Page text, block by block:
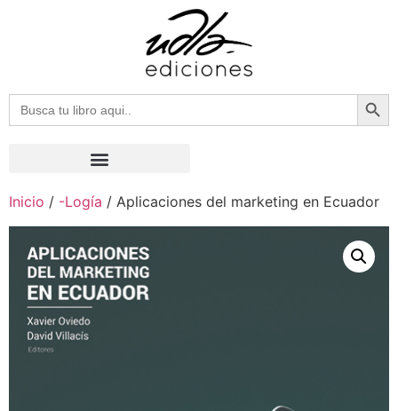
Buscar:
Inicio / -Logía / Aplicaciones del marketing en Ecuador